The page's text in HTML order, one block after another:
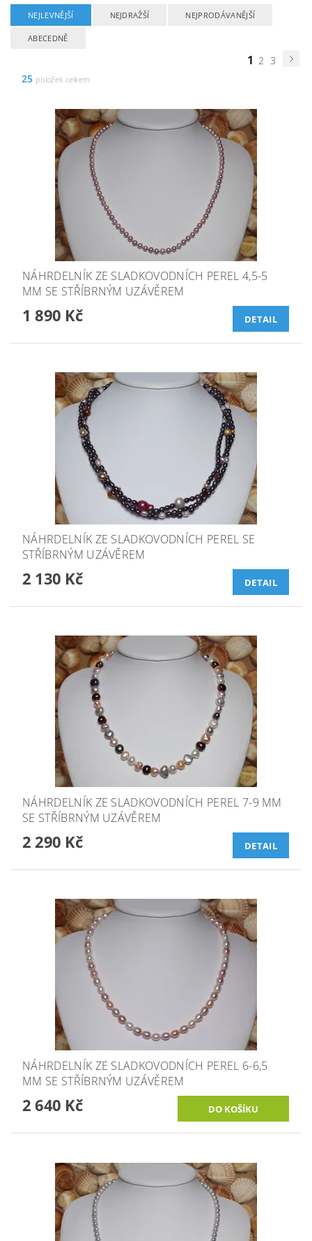
NEJLEVNĚJŠÍ NEJDRAŽŠÍ NEJPRODÁVANĚJŠÍ
ABECEDNĚ
1 2 3
25 položek celkem
NÁHRDELNÍK ZE SLADKOVODNÍCH PEREL 4,5-5
MM SE STŘÍBRNÝM UZÁVĚREM
1 890 Kč DETAIL
NÁHRDELNÍK ZE SLADKOVODNÍCH PEREL SE
STŘÍBRNÝM UZÁVĚREM
2 130 Kč DETAIL
NÁHRDELNÍK ZE SLADKOVODNÍCH PEREL 7-9 MM
SE STŘÍBRNÝM UZÁVĚREM
2 290 Kč DETAIL
NÁHRDELNÍK ZE SLADKOVODNÍCH PEREL 6-6,5
MM SE STŘÍBRNÝM UZÁVĚREM
2 640 Kč